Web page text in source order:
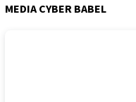
MEDIA CYBER BABEL